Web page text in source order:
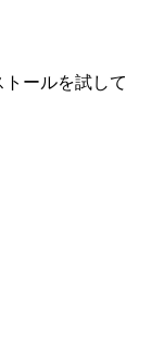
ールを試して